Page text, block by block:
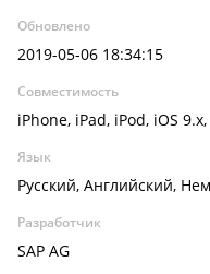
Обновлено
2019-05-06 18:34:15
Совместимость
iPhone, iPad, iPod, iOS
Язык
Русский, Английский,
Разработчик
SAP AG